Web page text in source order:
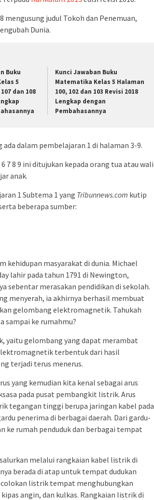
mengusung judul Tokoh dan Penemuan,
Dunia.
Buku
5
dan 108
Kunci Jawaban Buku
Matematika Kelas 5 Halaman
100, 102 dan 103 Revisi 2018
Lengkap dengan
Pembahasannya
ada dalam pembelajaran 1 di halaman 3-9.
7 8 9 ini ditujukan kepada orang tua atau wali
anak.
1 Subtema 1 yang Tribunnews.com kutip
beberapa sumber:
kehidupan masyarakat di dunia. Michael
lahir pada tahun 1791 di Newington,
sebentar merasakan pendidikan di sekolah.
menyerah, ia akhirnya berhasil membuat
gelombang elektromagnetik. Tahukah
sampai ke rumahmu?
yaitu gelombang yang dapat merambat
terbentuk dari hasil
terjadi terus menerus.
yang kemudian kita kenal sebagai arus
pada pusat pembangkit listrik. Arus
tegangan tinggi berupa jaringan kabel pada
penerima di berbagai daerah. Dari gardu-
ke rumah penduduk dan berbagai tempat
melalui rangkaian kabel listrik di
berada di atap untuk tempat dudukan
listrik tempat menghubungkan
angin, dan kulkas. Rangkaian listrik di